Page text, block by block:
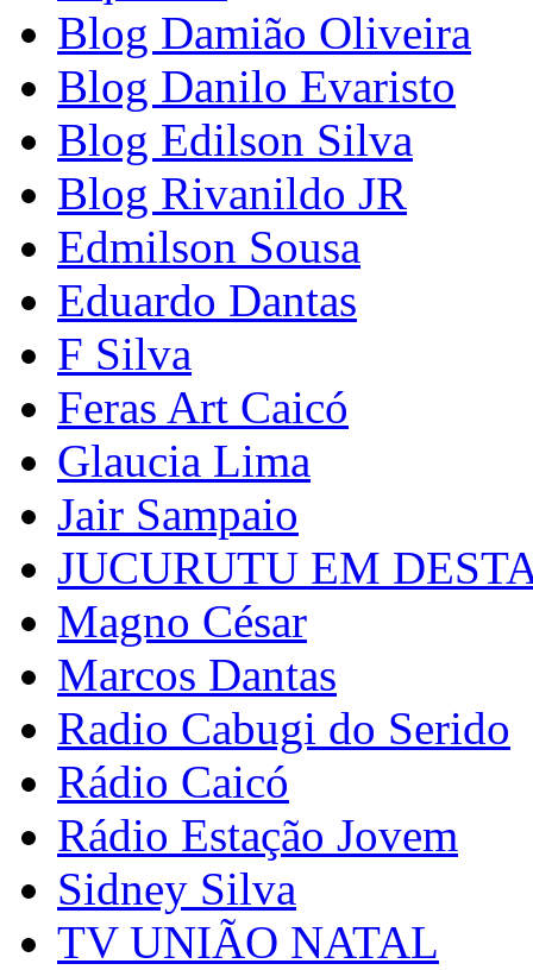
Blog Damião Oliveira
Blog Danilo Evaristo
Blog Edilson Silva
Blog Rivanildo JR
Edmilson Sousa
Eduardo Dantas
F Silva
Feras Art Caicó
Glaucia Lima
Jair Sampaio
JUCURUTU EM
Magno César
Marcos Dantas
Radio Cabugi do Serido
Rádio Caicó
Rádio Estação Jovem
Sidney Silva
TV UNIÃO NATAL